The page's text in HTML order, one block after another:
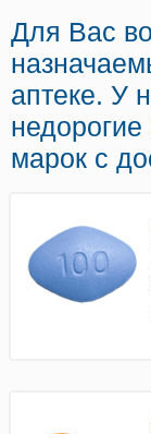
Для Вас
аптеке. У
марок с